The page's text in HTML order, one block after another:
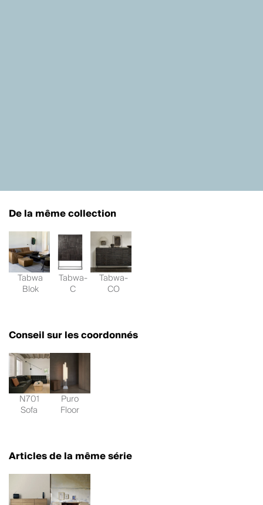
De la même collection
Tabwa
Blok
Tabwa-
C
Tabwa-
CO
Conseil sur les coordonnés
N701
Sofa
Puro
Floor
Articles de la même série